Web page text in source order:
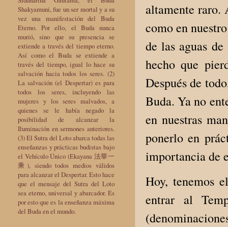
altamente raro.
como en
de las aguas
hecho que
Después de
Buda. Ya no
en nuestras
ponerlo en
importancia de
Hoy, tenemos
entrar al
Shakyamuni, fue un ser mortal y a su
vez una manifestación del Buda
Eterno. Por ello, el Buda nunca
murió, sino que su presencia se
extiende a través del tiempo eterno.
Así como el Buda se extiende a
través del tiempo, igual lo hace su
salvación hacia todos los seres. (2)
La salvación (el Despertar) es para
todos los seres, incluyendo las
mujeres y los seres malvados, a
quienes se le había negado la
posibilidad de alcanzar la
Iluminación en sermones anteriores.
(3) El Sutra del Loto abarca todas las
enseñanzas y prácticas budistas bajo
el Vehículo Único (Ekayana 法華一
乘), siendo todos medios válidos
para alcanzar el Despertar. Esto hace
que el mensaje del Sutra del Loto
sea eterno, universal y abarcador. Es
por esto que es la enseñanza máxima
del Buda en el mundo.